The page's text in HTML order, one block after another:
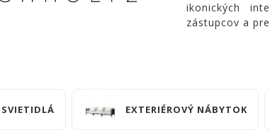
ikonických
zástupcov a
SVIETIDLÁ EXTERIÉROVÝ NÁBYTOK